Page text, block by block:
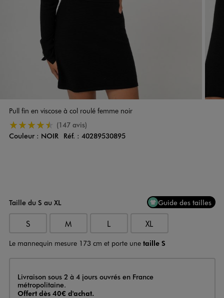
Pull fin en viscose à col roulé femme noir
4.5/5 de moyenne
(147 avis)
Couleur
Couleur : NOIR Réf. : 40289530895
Taille du S au XL Guide des tailles
S M L XL
Le mannequin mesure 173 cm et porte une taille S
Livraison
Livraison sous 2 à 4 jours ouvrés en France
métropolitaine.
Offert dès 40€ d'achat.